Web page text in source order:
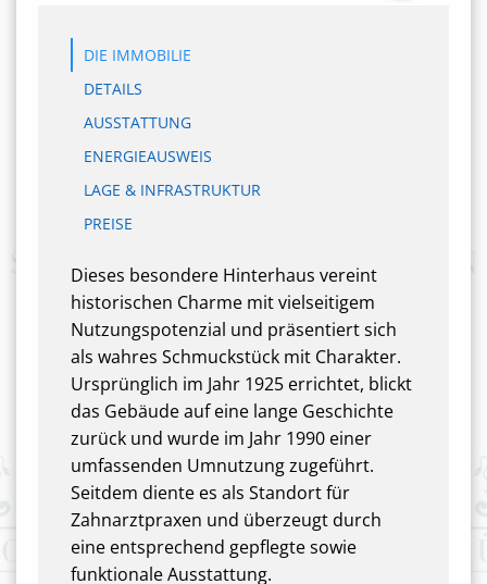
DIE IMMOBILIE
DETAILS
AUSSTATTUNG
ENERGIEAUSWEIS
LAGE & INFRASTRUKTUR
PREISE
Dieses besondere Hinterhaus vereint
historischen Charme mit vielseitigem
Nutzungspotenzial und präsentiert sich
als wahres Schmuckstück mit Charakter.
Ursprünglich im Jahr 1925 errichtet, blickt
das Gebäude auf eine lange Geschichte
zurück und wurde im Jahr 1990 einer
umfassenden Umnutzung zugeführt.
Seitdem diente es als Standort für
Zahnarztpraxen und überzeugt durch
eine entsprechend gepflegte sowie
funktionale Ausstattung.